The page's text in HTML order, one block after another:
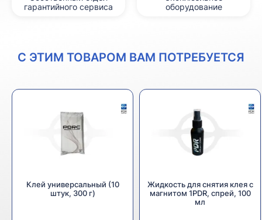
гарантийного сервиса
оборудование
С ЭТИМ ТОВАРОМ ВАМ ПОТРЕБУЕТСЯ
Клей универсальный (10
штук, 300 г)
Жидкость для снятия клея с
магнитом 1PDR, спрей, 100
мл